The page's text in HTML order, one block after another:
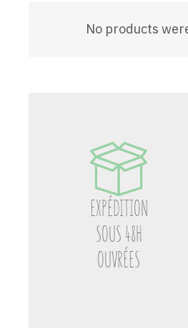
No products
EXPÉDITION
SOUS 48H
OUVRÉES